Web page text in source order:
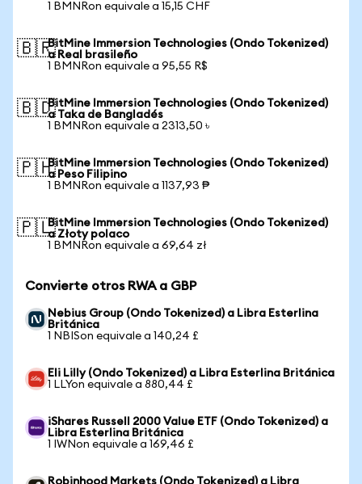
1 BMNRon equivale a 15,15 CHF
🇧🇷BitMine Immersion Technologies (Ondo Tokenized)
a Real brasileño
1 BMNRon equivale a 95,55 R$
🇧🇩BitMine Immersion Technologies (Ondo Tokenized)
a Taka de Bangladés
1 BMNRon equivale a 2313,50 ৳
🇵🇭BitMine Immersion Technologies (Ondo Tokenized)
a Peso Filipino
1 BMNRon equivale a 1137,93 ₱
🇵🇱BitMine Immersion Technologies (Ondo Tokenized)
a Złoty polaco
1 BMNRon equivale a 69,64 zł
Convierte otros RWA a GBP
Nebius Group (Ondo Tokenized) a Libra Esterlina
Británica
1 NBISon equivale a 140,24 £
Eli Lilly (Ondo Tokenized) a Libra Esterlina Británica
1 LLYon equivale a 880,44 £
iShares Russell 2000 Value ETF (Ondo Tokenized) a
Libra Esterlina Británica
1 IWNon equivale a 169,46 £
Robinhood Markets (Ondo Tokenized) a Libra